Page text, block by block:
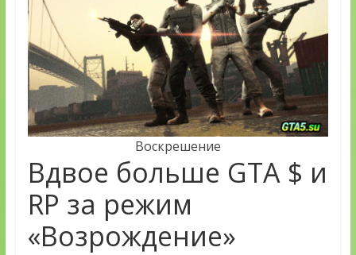
Воскрешение
Вдвое больше GTA $ и
RP за режим
«Возрождение»